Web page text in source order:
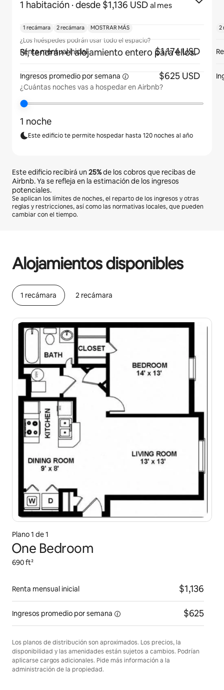
1 habitación · desde $1,136 USD al mes
¿Los huéspedes podrán usar todo el espacio?
Sí, tendrán el alojamiento entero para ellos.
¿Cuántas noches vas a hospedar en Airbnb?
1 noche
Este edificio te permite hospedar hasta 120 noches al año
Este edificio recibirá un25%de los cobros que recibas de
Airbnb. Ya se refleja en la estimación de los ingresos
potenciales.
Se aplican los límites de noches, el reparto de los ingresos y otras
reglas y restricciones, así como las normativas locales, que pueden
cambiar con el tiempo.
Alojamientos disponibles
1 recámara 2 recámara
Plano 1 de 1
One Bedroom
690 ft²
Renta mensual inicial $1,136
Ingresos promedio porsemana $625
Los planos de distribución son aproximados. Los precios, la
disponibilidad y las amenidades están sujetos a cambios. Podrían
aplicarse cargos adicionales. Pide más información a la
administración de la propiedad.
1 recámara 2 recámara MOSTRAR MÁS
Renta mensual inicial $1,174 USD
Ingresos promedio porsemana $625 USD
2